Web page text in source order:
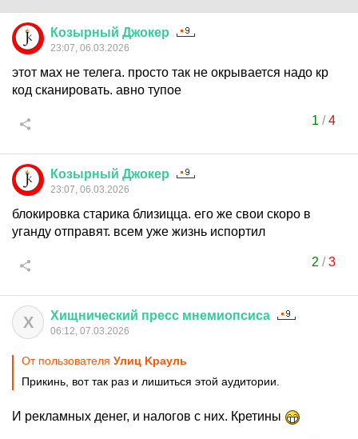
Козырный Джокер
23:07, 06.03.2026
этот мах не телега. просто так не окрывается надо кр
код сканировать. авно тупое
1 /4
Козырный Джокер
23:07, 06.03.2026
блокировка старика близицца. его же свои скоро в
уганду отправят. всем уже жизнь испортил
2 /3
Х Хищнический пресс мнемиопсиса
06:12, 07.03.2026
От пользователя Улиц Kрaуль
Прикинь, вот так раз и лишиться этой аудитории.
И рекламных денег, и налогов с них. Кретины